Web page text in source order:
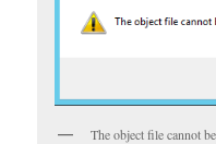
The object file cannot